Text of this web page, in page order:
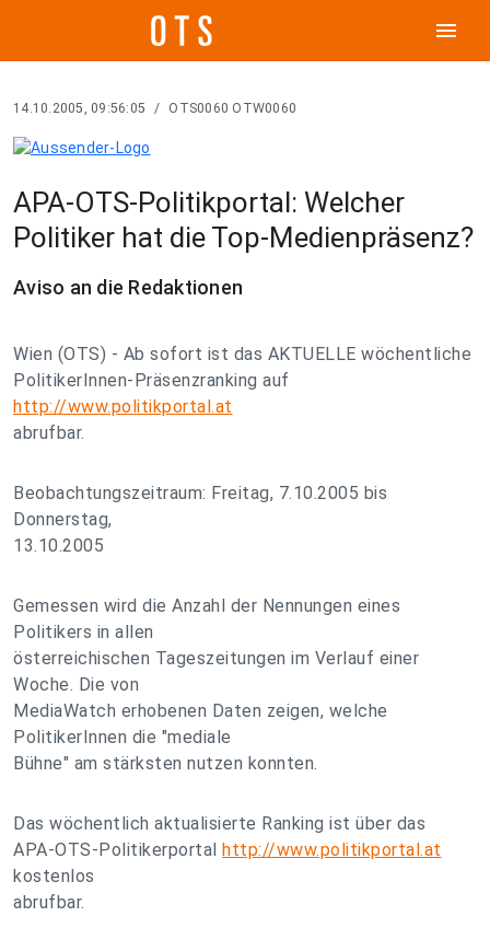
menu
14.10.2005, 09:56:05 / OTS0060 OTW0060
APA-OTS-Politikportal: Welcher
Politiker hat die Top-Medienpräsenz?
Aviso an die Redaktionen
Wien (OTS) - Ab sofort ist das AKTUELLE wöchentliche
PolitikerInnen-Präsenzranking auf
http://www.politikportal.at
abrufbar.
Beobachtungszeitraum: Freitag, 7.10.2005 bis
Donnerstag,
13.10.2005
Gemessen wird die Anzahl der Nennungen eines
Politikers in allen
österreichischen Tageszeitungen im Verlauf einer
Woche. Die von
MediaWatch erhobenen Daten zeigen, welche
PolitikerInnen die "mediale
Bühne" am stärksten nutzen konnten.
Das wöchentlich aktualisierte Ranking ist über das
APA-OTS-Politikerportal http://www.politikportal.at
kostenlos
abrufbar.